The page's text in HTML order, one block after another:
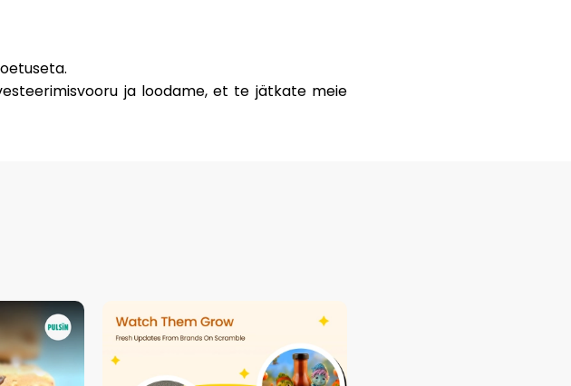
ja loodame, et te jätkate meie